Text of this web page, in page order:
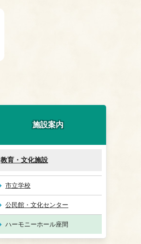
施設案内
教育・文化施設
市立学校
公民館・文化センター
ハーモニーホール座間